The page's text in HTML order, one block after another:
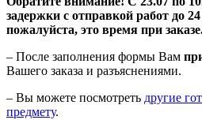
задержки с отправкой работ до
пожалуйста, это время при
– После заполнения формы Вам
Вашего заказа и разъяснениями.
– Вы можете посмотреть другие
предмету.